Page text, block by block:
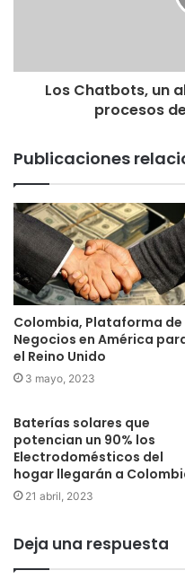
Los Chatbots, un
procesos
Publicaciones
Colombia, Plataforma de
Negocios en América
el Reino Unido
3 mayo, 2023
Baterías solares que
potencian un 90% los
Electrodomésticos del
hogar llegarán a
21 abril, 2023
Deja una respuesta